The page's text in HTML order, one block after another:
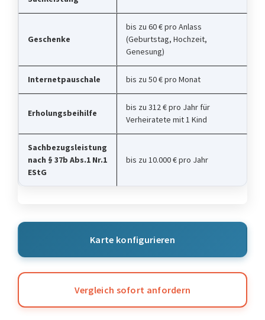
Geschenke
bis zu 60 € pro Anlass
(Geburtstag, Hochzeit,
Genesung)
Internetpauschale bis zu 50 € pro Monat
Erholungsbeihilfe
bis zu 312 € pro Jahr für
Verheiratete mit 1 Kind
Sachbezugsleistung
nach § 37b Abs.1 Nr.1
EStG
bis zu 10.000 € pro Jahr
Karte konfigurieren
Vergleich sofort anfordern